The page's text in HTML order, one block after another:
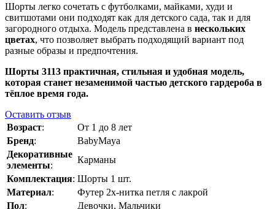
Шорты легко сочетать с футболками, майками, худи и
свитшотами они подходят как для детского сада, так и для
загородного отдыха. Модель представлена в нескольких
цветах, что позволяет выбрать подходящий вариант под
разные образы и предпочтения.
Шорты 3113 практичная, стильная и удобная модель,
которая станет незаменимой частью детского гардероба в
тёплое время года.
Оставить отзыв
Возраст:
От 1 до 8 лет
Бренд:
BabyMaya
Декоративные
элементы:
Карманы
Комплектация: Шорты 1 шт.
Материал:
Футер 2х-нитка петля с лакрой
Пол:
Девочки, Мальчики